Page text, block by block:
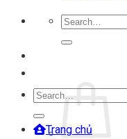
Search
for:
Search
for:
Trang chủ